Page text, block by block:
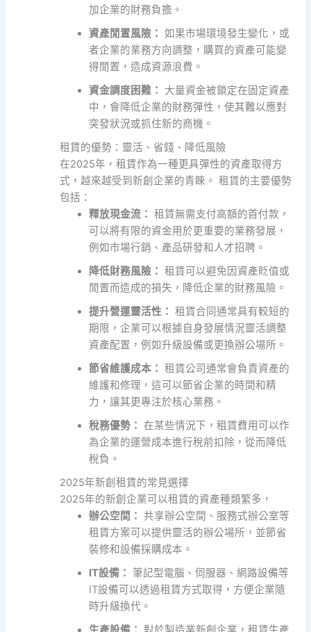
加企業的財務負擔。
資產閒置風險： 如果市場環境發生變化，或
者企業的業務方向調整，購買的資產可能變
得閒置，造成資源浪費。
資金調度困難：
大量資金被鎖定在固定資產
中，會降低企業的財務彈性，使其難以應對
突發狀況或抓住新的商機。
租賃的優勢：靈活、省錢、降低風險
在2025年，租賃作為一種更具彈性的資產取得方
式，越來越受到新創企業的青睞。 租賃的主要優勢
包括：
釋放現金流： 租賃無需支付高額的首付款，
可以將有限的資金用於更重要的業務發展，
例如市場行銷、產品研發和人才招聘。
降低財務風險： 租賃可以避免因資產貶值或
閒置而造成的損失，降低企業的財務風險。
提升營運靈活性： 租賃合同通常具有較短的
期限，企業可以根據自身發展情況靈活調整
資產配置，例如升級設備或更換辦公場所。
節省維護成本： 租賃公司通常會負責資產的
維護和修理，這可以節省企業的時間和精
力，讓其更專注於核心業務。
稅務優勢： 在某些情況下，租賃費用可以作
為企業的運營成本進行稅前扣除，從而降低
稅負。
2025年新創租賃的常見選擇
2025年的新創企業可以租賃的資產種類繁多，
辦公空間： 共享辦公空間、服務式辦公室等
租賃方案可以提供靈活的辦公場所，並節省
裝修和設備採購成本。
IT設備： 筆記型電腦、伺服器、網路設備等
IT設備可以透過租賃方式取得，方便企業隨
時升級換代。